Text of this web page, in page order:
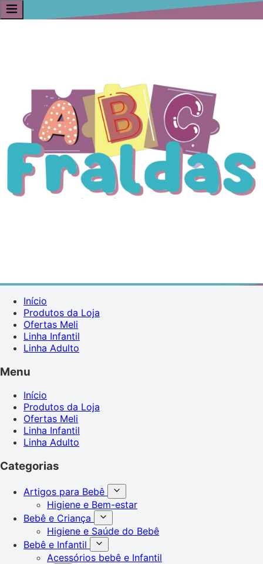
Início
Produtos da Loja
Ofertas Meli
Linha Infantil
Linha Adulto
Menu
Início
Produtos da Loja
Ofertas Meli
Linha Infantil
Linha Adulto
Categorias
Artigos para Bebê
Higiene e Bem-estar
Bebê e Criança
Higiene e Saúde do Bebê
Bebê e Infantil
Acessórios bebê e Infantil